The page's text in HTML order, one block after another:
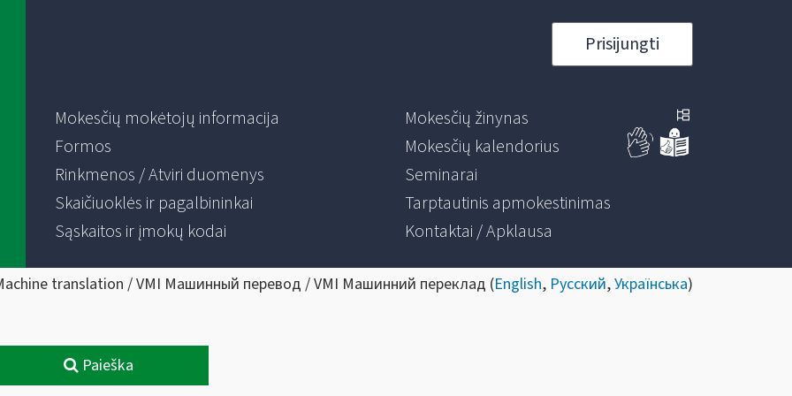
Prisijungti
Mokesčių mokėtojų informacija
Formos
Rinkmenos / Atviri duomenys
Skaičiuoklės ir pagalbininkai
Sąskaitos ir įmokų kodai
Mokesčių žinynas
Mokesčių kalendorius
Seminarai
Tarptautinis apmokestinimas
Kontaktai / Apklausa
translation / VMI Машинный перевод / VMI Машинний переклад (English, Русский,Українська)
Paieška